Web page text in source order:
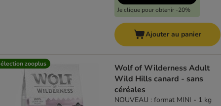
Je clique pour obtenir -20%
Ajouter au panier
zooplus
Wolf of Wilderness Adult
Wild Hills canard - sans
céréales
NOUVEAU : format MINI - 1 kg